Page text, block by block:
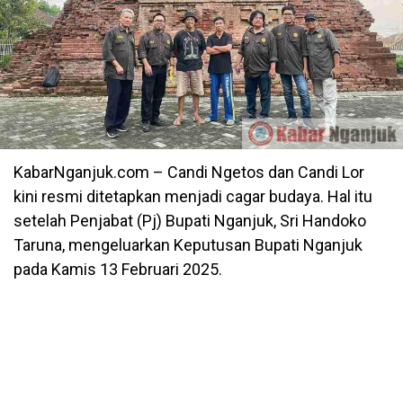
KabarNganjuk.com – Candi Ngetos dan Candi Lor
kini resmi ditetapkan menjadi cagar budaya. Hal itu
setelah Penjabat (Pj) Bupati Nganjuk, Sri Handoko
Taruna, mengeluarkan Keputusan Bupati Nganjuk
pada Kamis 13 Februari 2025.